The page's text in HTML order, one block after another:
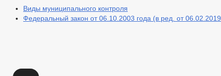
Виды муниципального контроля
Федеральный закон от 06.10.2003 года (в ред. от 06.02.2019